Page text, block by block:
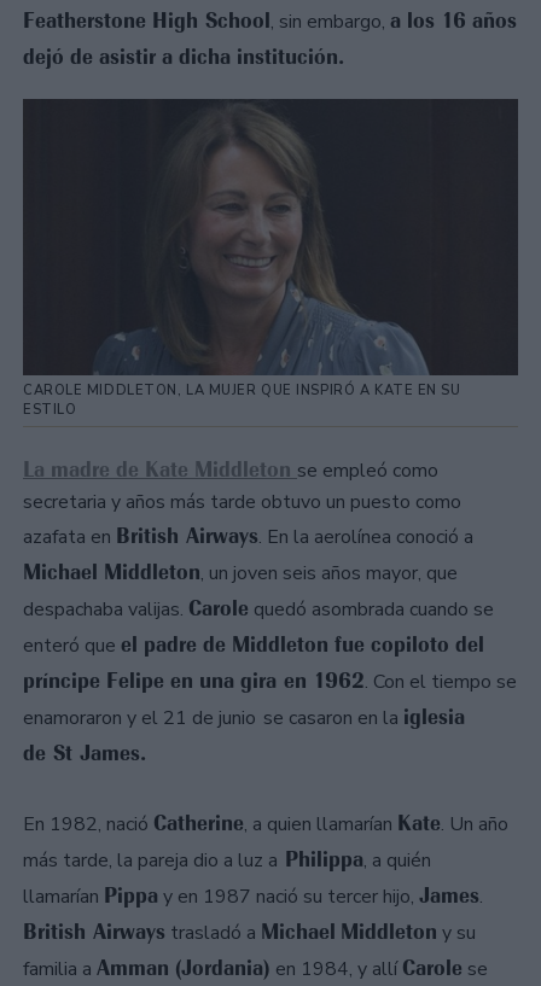
Featherstone High School, sin embargo, a los 16 años
dejó de asistir a dicha institución.
CAROLE MIDDLETON, LA MUJER QUE INSPIRÓ A KATE EN SU
ESTILO
La madre de Kate Middleton se empleó como
secretaria y años más tarde obtuvo un puesto como
azafata en British Airways. En la aerolínea conoció a
Michael Middleton, un joven seis años mayor, que
despachaba valijas. Carole quedó asombrada cuando se
enteró que el padre de Middleton fue copiloto del
príncipe Felipe en una gira en 1962. Con el tiempo se
enamoraron y el 21 de junio se casaron en la iglesia
de St James.
En 1982, nació Catherine, a quien llamarían Kate. Un año
más tarde, la pareja dio a luz a Philippa, a quién
llamarían Pippa y en 1987 nació su tercer hijo, James.
British Airways trasladó a Michael Middleton y su
familia a Amman (Jordania) en 1984, y allíCarole se